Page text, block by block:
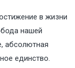
в жизни
нашей
абсолютная
единство.